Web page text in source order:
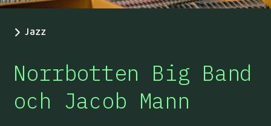
Jazz
Norrbotten Big Band
och Jacob Mann